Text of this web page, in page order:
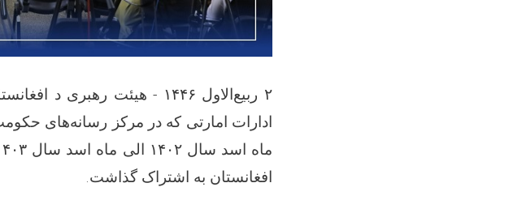
۲
ربیع‌الاول ۱۴۴۶ - هیئت
ادارات امارتی که در مرکز رسانه‌های
افغانستان به اشتراک گذاشت.